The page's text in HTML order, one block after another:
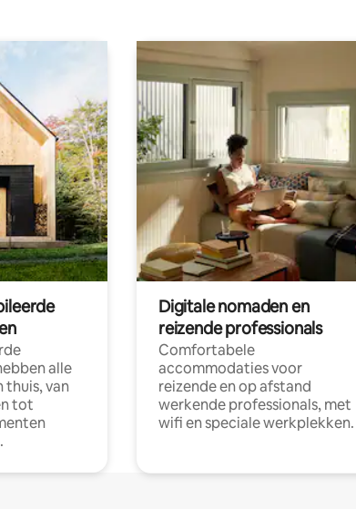
alle
thuis, van
tot
Digitale nomaden en
reizende professionals
Comfortabele
accommodaties voor
reizende en op afstand
werkende professionals, met
wifi en speciale werkplekken.